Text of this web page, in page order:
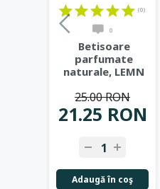
(0)
0
Betisoare
parfumate
naturale, LEMN
MAROMA
21.25 RON
25.00 RON
Adaugă în coş